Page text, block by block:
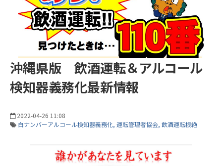
沖縄県版 飲酒運転＆アルコール
検知器義務化最新情報
2022-04-26 11:08
白ナンバーアルコール検知器義務化 運転管理者協会 飲酒運転根絶